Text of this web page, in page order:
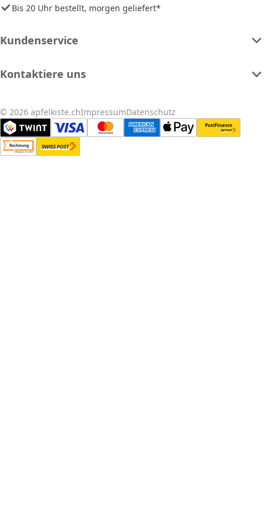
Bis 20 Uhr bestellt, morgen geliefert*
Kundenservice
Kontaktiere uns
© 2026 apfelkiste.chImpressumDatenschutz